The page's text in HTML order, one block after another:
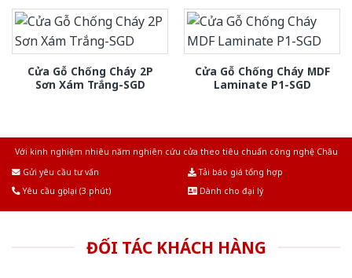
Cửa Gỗ Chống Cháy 2P
Sơn Xám Trắng-SGD
Cửa Gỗ Chống Cháy MDF
Laminate P1-SGD
Với kinh nghiệm nhiêu năm nghiên cứu cửa theo tiêu chuẩn công nghệ Châu
Gửi yêu cầu tư vấn
Tải báo giá tổng hợp
Yêu cầu gọi lại (3 phút)
Dành cho đại lý
ĐỐI TÁC KHÁCH HÀNG